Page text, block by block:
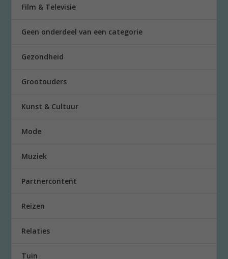
Film & Televisie
Geen onderdeel van een categorie
Gezondheid
Grootouders
Kunst & Cultuur
Mode
Muziek
Partnercontent
Reizen
Relaties
Tuin